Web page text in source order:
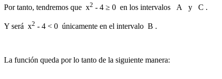
Por tanto, tendremos que x2 - 4 ≥ 0 en los intervalos A y C .
Y será x2 - 4 < 0 únicamente en el intervalo B .
La función queda por lo tanto de la siguiente manera: